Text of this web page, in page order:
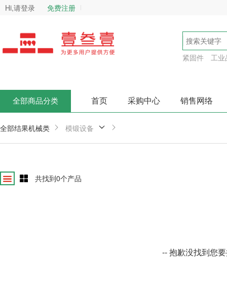
Hi,请登录 免费注册
紧固件 工业
全部商品分类 首页 采购中心 销售网络
全部结果机械类 模锻设备
共找到0个产品
-- 抱歉没找到您